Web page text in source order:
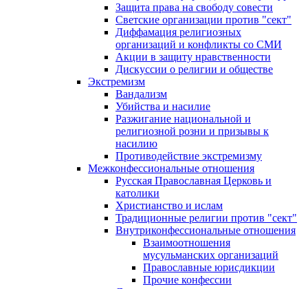
Защита права на свободу совести
Светские организации против "сект"
Диффамация религиозных
организаций и конфликты со СМИ
Акции в защиту нравственности
Дискуссии о религии и обществе
Экстремизм
Вандализм
Убийства и насилие
Разжигание национальной и
религиозной розни и призывы к
насилию
Противодействие экстремизму
Межконфессиональные отношения
Русская Православная Церковь и
католики
Христианство и ислам
Традиционные религии против "сект"
Внутриконфессиональные отношения
Взаимоотношения
мусульманских организаций
Православные юрисдикции
Прочие конфессии